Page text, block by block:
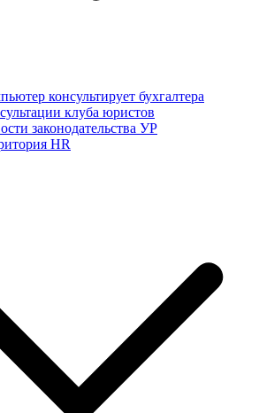
консультирует бухгалтера
клуба юристов
законодательства УР
HR